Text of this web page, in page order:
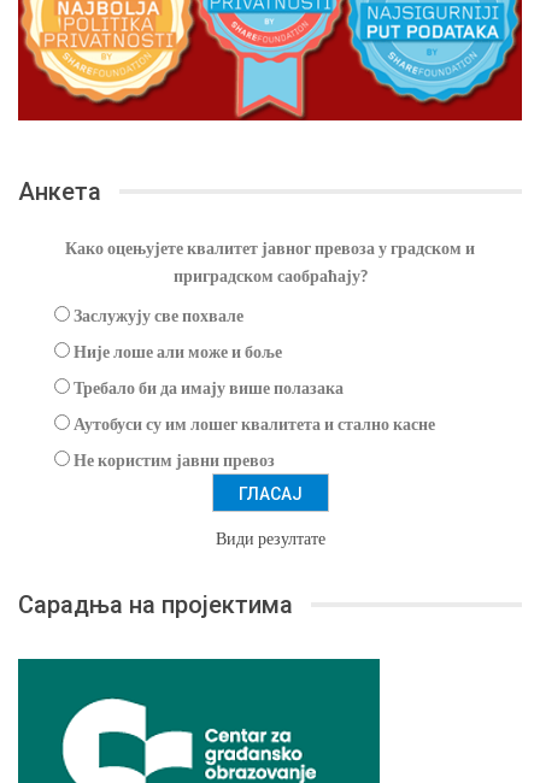
Анкета
Како оцењујете квалитет јавног превоза у градском и
приградском саобраћају?
Заслужују све похвале
Није лоше али може и боље
Требало би да имају више полазака
Аутобуси су им лошег квалитета и стално касне
Не користим јавни превоз
Види резултате
Сарадња на пројектима